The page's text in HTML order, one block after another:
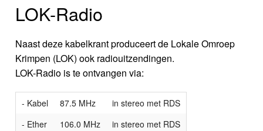
LOK-Radio
Naast deze kabelkrant produceert de Lokale Omroep
Krimpen (LOK) ook radiouitzendingen.
LOK-Radio is te ontvangen via:
- Kabel 87.5 MHz
in stereo met RDS
- Ether
106.0 MHz in stereo met RDS